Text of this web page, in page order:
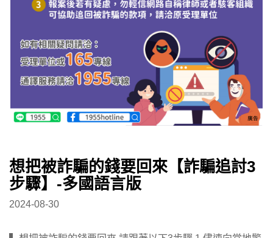
想把被詐騙的錢要回來【詐騙追討3
步驟】-多國語言版
2024-08-30